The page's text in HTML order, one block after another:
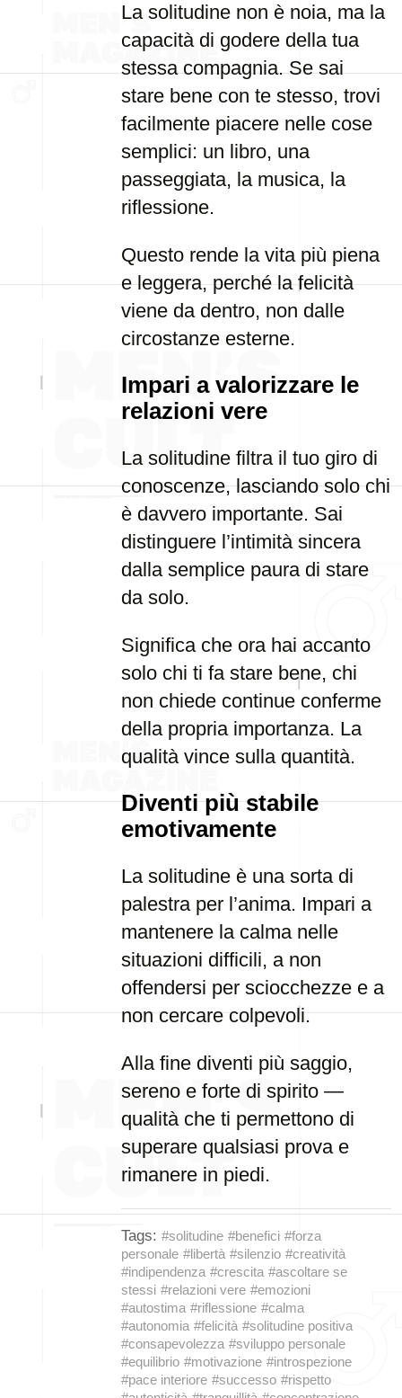
La solitudine non è noia, ma la
capacità di godere della tua
stessa compagnia. Se sai
stare bene con te stesso, trovi
facilmente piacere nelle cose
semplici: un libro, una
passeggiata, la musica, la
riflessione.
Questo rende la vita più piena
e leggera, perché la felicità
viene da dentro, non dalle
circostanze esterne.
Impari a valorizzare le
relazioni vere
La solitudine filtra il tuo giro di
conoscenze, lasciando solo chi
è davvero importante. Sai
distinguere l’intimità sincera
dalla semplice paura di stare
da solo.
Significa che ora hai accanto
solo chi ti fa stare bene, chi
non chiede continue conferme
della propria importanza. La
qualità vince sulla quantità.
Diventi più stabile
emotivamente
La solitudine è una sorta di
palestra per l’anima. Impari a
mantenere la calma nelle
situazioni difficili, a non
offendersi per sciocchezze e a
non cercare colpevoli.
Alla fine diventi più saggio,
sereno e forte di spirito —
qualità che ti permettono di
superare qualsiasi prova e
rimanere in piedi.
Tags: #solitudine #benefici #forza
personale #libertà #silenzio #creatività
#indipendenza #crescita #ascoltare se
stessi #relazioni vere #emozioni
#autostima #riflessione #calma
#autonomia #felicità #solitudine positiva
#consapevolezza #sviluppo personale
#equilibrio #motivazione #introspezione
#pace interiore #successo #rispetto